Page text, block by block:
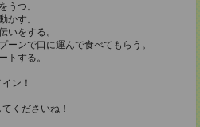
うつ。
かす。
いをする。
ーンで口に運んで食べてもらう。
トする。
ン！
くださいね！